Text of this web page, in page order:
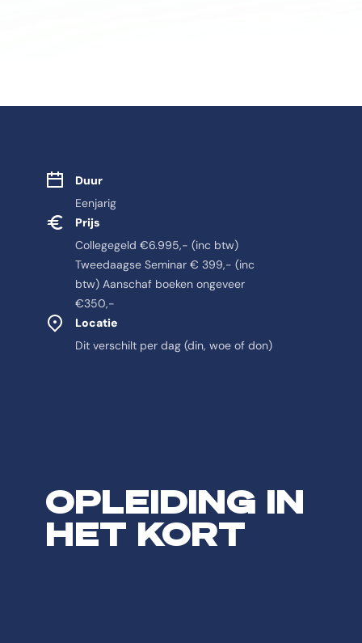
Duur
Eenjarig
Prijs
Collegegeld €6.995,- (inc btw)
Tweedaagse Seminar € 399,- (inc
btw) Aanschaf boeken ongeveer
€350,-
Locatie
Dit verschilt per dag (din, woe of don)
De opleiding Schoolleider Basisbekwaam is een Post-hbo Pabo &
Feitenoverzicht
De opleiding Schoolleider Basisbekwaam wordt aangeboden aan de
OPLEIDING IN
HET KORT